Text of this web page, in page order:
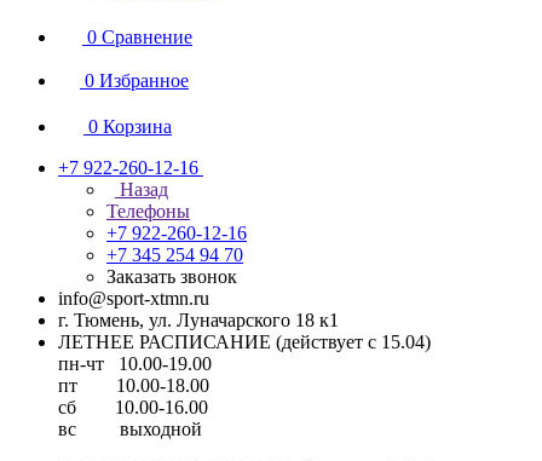
0 Сравнение
0 Избранное
0 Корзина
+7 922-260-12-16
Назад
Телефоны
+7 922-260-12-16
+7 345 254 94 70
Заказать звонок
info@sport-xtmn.ru
г. Тюмень, ул. Луначарского 18 к1
ЛЕТНЕЕ РАСПИСАНИЕ (действует с 15.04)
пн-чт 10.00-19.00
пт 10.00-18.00
сб 10.00-16.00
вс выходной